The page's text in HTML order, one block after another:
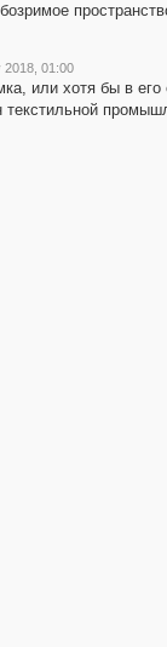
2018, 01:00
или хотя бы в его